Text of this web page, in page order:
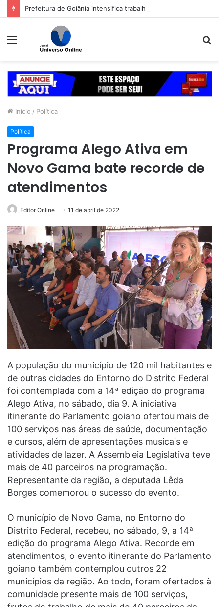
Menu
Início / Política
Política
Programa Alego Ativa em
Novo Gama bate recorde de
atendimentos
Editor Online 11 de abril de 2022
A população do município de 120 mil habitantes e
de outras cidades do Entorno do Distrito Federal
foi contemplada com a 14ª edição do programa
Alego Ativa, no sábado, dia 9. A iniciativa
itinerante do Parlamento goiano ofertou mais de
100 serviços nas áreas de saúde, documentação
e cursos, além de apresentações musicais e
atividades de lazer. A Assembleia Legislativa teve
mais de 40 parceiros na programação.
Representante da região, a deputada Lêda
Borges comemorou o sucesso do evento.
O município de Novo Gama, no Entorno do
Distrito Federal, recebeu, no sábado, 9, a 14ª
edição do programa Alego Ativa. Recorde em
atendimentos, o evento itinerante do Parlamento
goiano também contemplou outros 22
municípios da região. Ao todo, foram ofertados à
comunidade presente mais de 100 serviços,